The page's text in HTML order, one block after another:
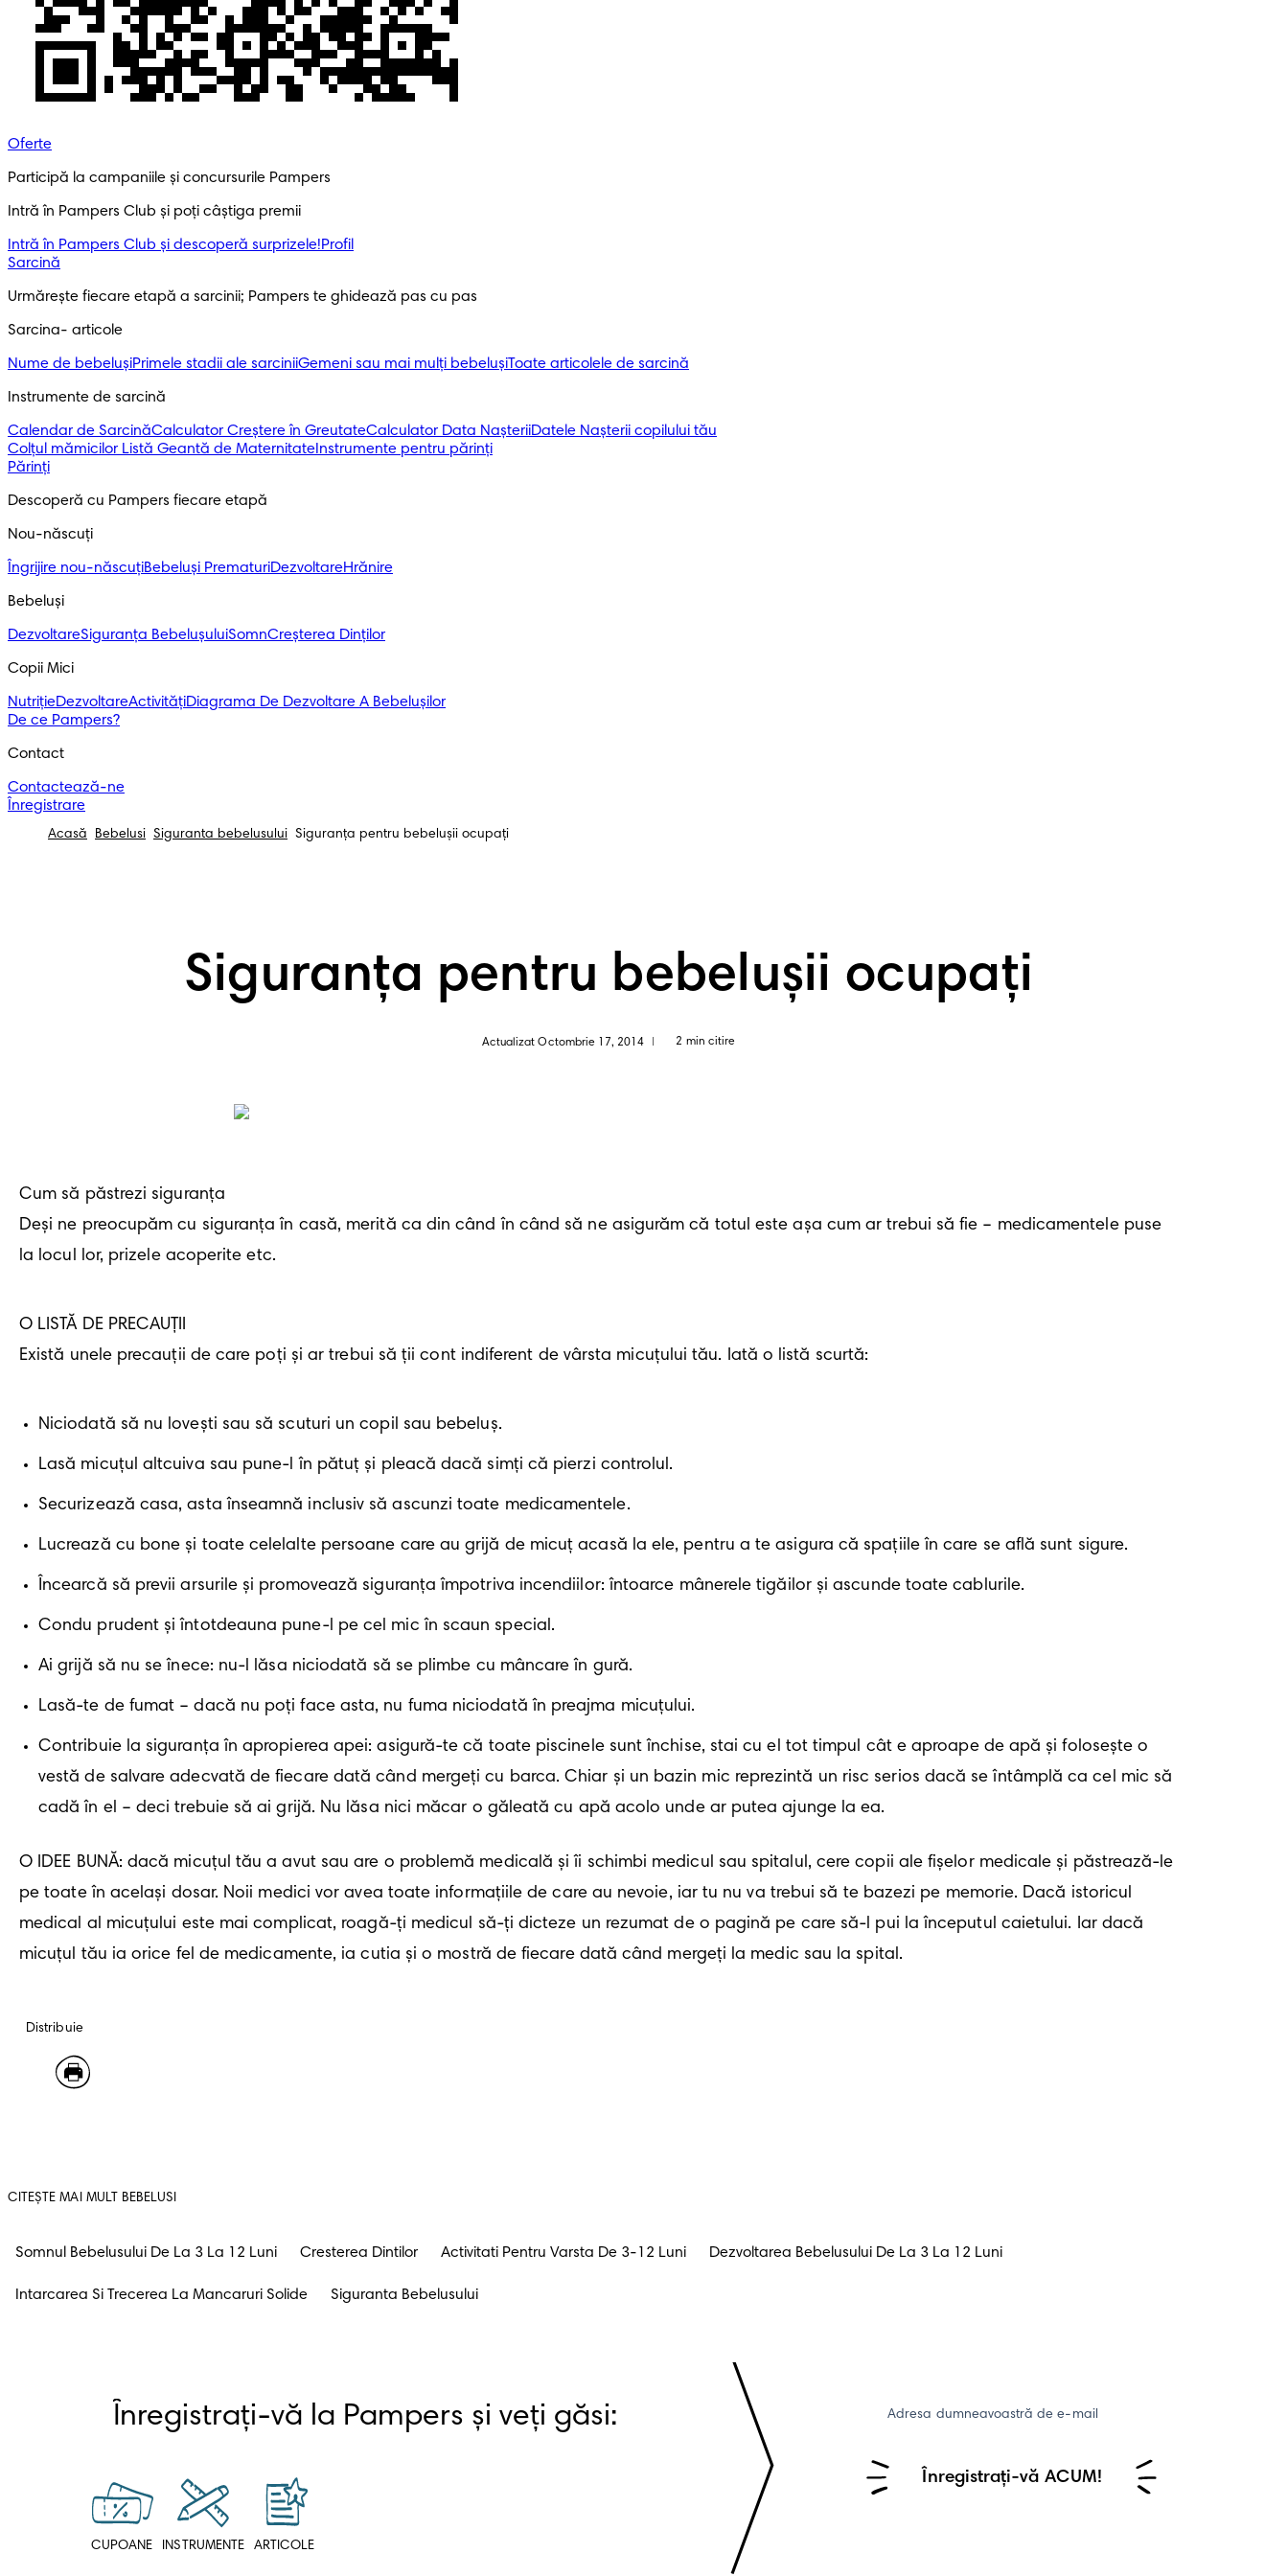
Oferte
Participă la campaniile și concursurile Pampers
Intră în Pampers Club și poți câștiga premii
Intră în Pampers Club și descoperă surprizele!​Profil
Sarcină
Urmărește fiecare etapă a sarcinii; Pampers te ghidează pas cu pas
Sarcina- articole
Nume de bebelușiPrimele stadii ale sarciniiGemeni sau mai mulți bebelușiToate articolele de sarcină
Instrumente de sarcină
Calendar de SarcinăCalculator Creștere în GreutateCalculator Data NașteriiDatele Nașterii copilului tău
Colțul mămicilor Listă Geantă de Maternitate Instrumente pentru părinți
Părinți
Descoperă cu Pampers fiecare etapă
Nou-născuți
Îngrijire nou-născuțiBebeluși PrematuriDezvoltareHrănire
Bebeluși
DezvoltareSiguranța BebelușuluiSomnCreșterea Dinților
Copii Mici
NutrițieDezvoltareActivitățiDiagrama De Dezvoltare A Bebelușilor
De ce Pampers?
Contact
Contactează-ne
Înregistrare
Acasă Bebelusi Siguranta bebelusului Siguranța pentru bebelușii ocupați
Siguranța pentru bebelușii ocupați
Actualizat Octombrie 17, 2014 2 min citire
Cum să păstrezi siguranța
Deși ne preocupăm cu siguranța în casă, merită ca din când în când să ne asigurăm că totul este așa cum ar trebui să fie – medicamentele puse
la locul lor, prizele acoperite etc.
O LISTĂ DE PRECAUȚII
Există unele precauții de care poți și ar trebui să ții cont indiferent de vârsta micuțului tău. Iată o listă scurtă:
Niciodată să nu lovești sau să scuturi un copil sau bebeluș.
Lasă micuțul altcuiva sau pune-l în pătuț și pleacă dacă simți că pierzi controlul.
Securizează casa, asta înseamnă inclusiv să ascunzi toate medicamentele.
Lucrează cu bone și toate celelalte persoane care au grijă de micuț acasă la ele, pentru a te asigura că spațiile în care se află sunt sigure.
Încearcă să previi arsurile și promovează siguranța împotriva incendiilor: întoarce mânerele tigăilor și ascunde toate cablurile.
Condu prudent și întotdeauna pune-l pe cel mic în scaun special.
Ai grijă să nu se înece: nu-l lăsa niciodată să se plimbe cu mâncare în gură.
Lasă-te de fumat – dacă nu poți face asta, nu fuma niciodată în preajma micuțului.
Contribuie la siguranța în apropierea apei: asigură-te că toate piscinele sunt închise, stai cu el tot timpul cât e aproape de apă și folosește o
vestă de salvare adecvată de fiecare dată când mergeți cu barca. Chiar și un bazin mic reprezintă un risc serios dacă se întâmplă ca cel mic să
cadă în el – deci trebuie să ai grijă. Nu lăsa nici măcar o găleată cu apă acolo unde ar putea ajunge la ea.
O IDEE BUNĂ: dacă micuțul tău a avut sau are o problemă medicală și îi schimbi medicul sau spitalul, cere copii ale fișelor medicale și păstrează-le
pe toate în același dosar. Noii medici vor avea toate informațiile de care au nevoie, iar tu nu va trebui să te bazezi pe memorie. Dacă istoricul
medical al micuțului este mai complicat, roagă-ți medicul să-ți dicteze un rezumat de o pagină pe care să-l pui la începutul caietului. Iar dacă
micuțul tău ia orice fel de medicamente, ia cutia și o mostră de fiecare dată când mergeți la medic sau la spital.
Distribuie
CITEȘTE MAI MULT BEBELUSI
Somnul Bebelusului De La 3 La 12 Luni Cresterea Dintilor Activitati Pentru Varsta De 3-12 Luni Dezvoltarea Bebelusului De La 3 La 12 Luni
Intarcarea Si Trecerea La Mancaruri Solide Siguranta Bebelusului
CUPOANE INSTRUMENTE ARTICOLE
Adresa dumneavoastră de e-mail
Înregistrați-vă ACUM!